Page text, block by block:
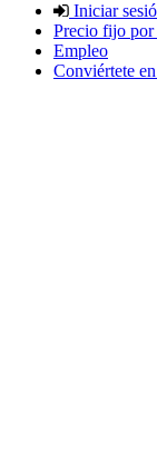
Iniciar
Precio fijo por
Empleo
Conviértete